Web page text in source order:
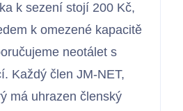
k sezení stojí 200 Kč,
k omezené kapacitě
neotálet s
Každý člen JM-NET,
má uhrazen členský